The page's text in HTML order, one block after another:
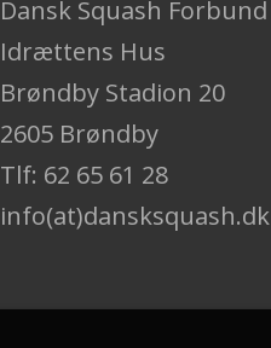
Dansk Squash Forbund
Idrættens Hus
Brøndby Stadion 20
2605 Brøndby
Tlf: 62 65 61 28
info(at)dansksquash.dk